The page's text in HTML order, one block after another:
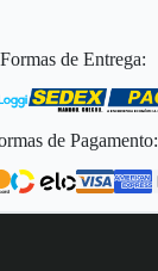
Formas de Entrega:
de Pagamento: